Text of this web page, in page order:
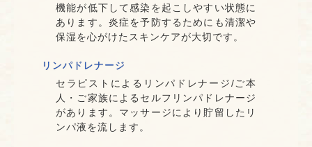
機能が低下して感染を起こしやすい状態に
あります。炎症を予防するためにも清潔や
保湿を心がけたスキンケアが大切です。
リンパドレナージ
セラピストによるリンパドレナージ/ご本
人・ご家族によるセルフリンパドレナージ
があります。マッサージにより貯留したリ
ンパ液を流します。